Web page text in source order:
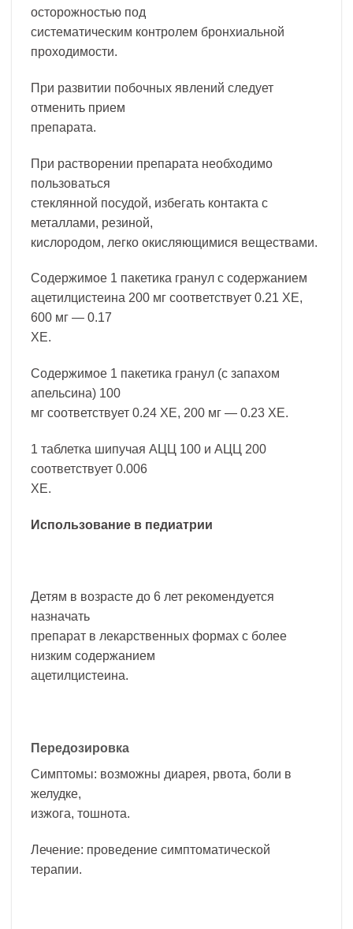
осторожностью под
систематическим контролем бронхиальной
проходимости.
При развитии побочных явлений следует
отменить прием
препарата.
При растворении препарата необходимо
пользоваться
стеклянной посудой, избегать контакта с
металлами, резиной,
кислородом, легко окисляющимися веществами.
Содержимое 1 пакетика гранул с содержанием
ацетилцистеина 200 мг соответствует 0.21 ХЕ,
600 мг — 0.17
ХЕ.
Содержимое 1 пакетика гранул (с запахом
апельсина) 100
мг соответствует 0.24 ХЕ, 200 мг — 0.23 ХЕ.
1 таблетка шипучая АЦЦ 100 и АЦЦ 200
соответствует 0.006
ХЕ.
Использование в педиатрии
Детям в возрасте до 6 лет рекомендуется
назначать
препарат в лекарственных формах с более
низким содержанием
ацетилцистеина.
Передозировка
Симптомы: возможны диарея, рвота, боли в
желудке,
изжога, тошнота.
Лечение: проведение симптоматической
терапии.